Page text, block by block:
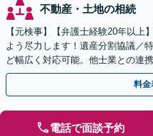
不動産・土地の相続
【元検事】【弁護士経験20年以上
よう尽力します！遺産分割協議／
ど幅広く対応可能。他士業との連
す。お早めにご相談ください【初
料金
電話で面談予約